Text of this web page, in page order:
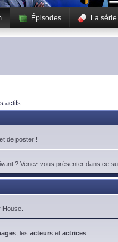
Épisodes La série
actifs
de poster !
? Venez vous présenter dans ce
, les acteurs et actrices